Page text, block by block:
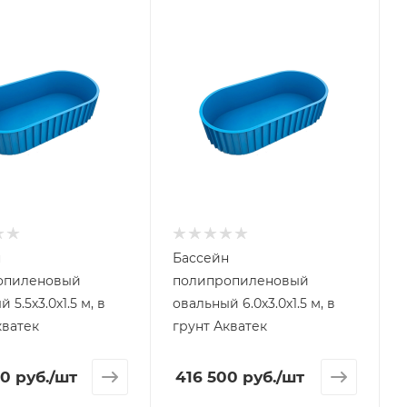
в
руб./шт
Бассейн
полипропиленовый
овальный 6.0х3.0х1.5 м, в
грунт Акватек
416 500 руб./шт